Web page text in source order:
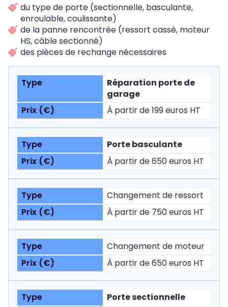
du type de porte (sectionnelle, basculante,
enroulable, coulissante)
de la panne rencontrée (ressort cassé, moteur
HS, câble sectionné)
des pièces de rechange nécessaires
Réparation porte de
garage
À partir de 199 euros HT
Porte basculante
À partir de 650 euros HT
Changement de ressort
À partir de 750 euros HT
Changement de moteur
À partir de 650 euros HT
Porte sectionnelle